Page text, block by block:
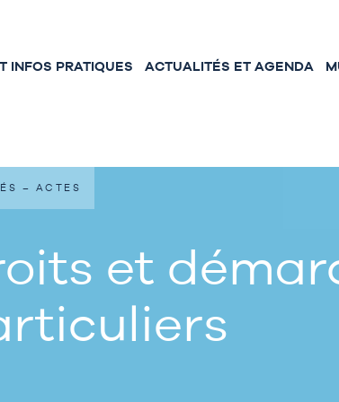
INFOS PRATIQUES ACTUALITÉS ET AGENDA
et
– ACTES